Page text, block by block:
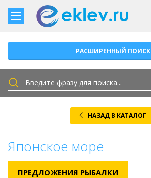
РАСШИРЕННЫЙ ПОИСК
НАЗАД В КАТАЛОГ
Японское море
ПРЕДЛОЖЕНИЯ РЫБАЛКИ